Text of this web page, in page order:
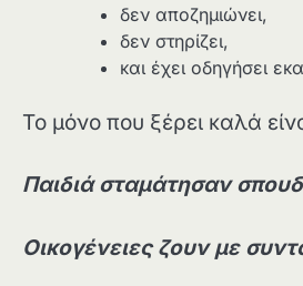
δεν αποζημιώνει,
δεν στηρίζει,
και έχει οδηγήσει
Το μόνο που ξέρει καλά
Παιδιά σταμάτησαν
Οικογένειες ζουν με